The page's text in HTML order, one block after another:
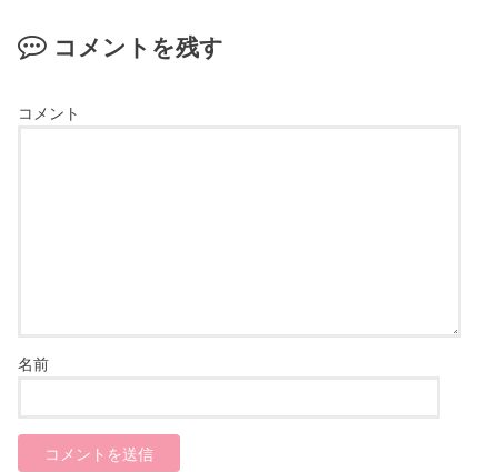
コメントを残す
コメント
名前